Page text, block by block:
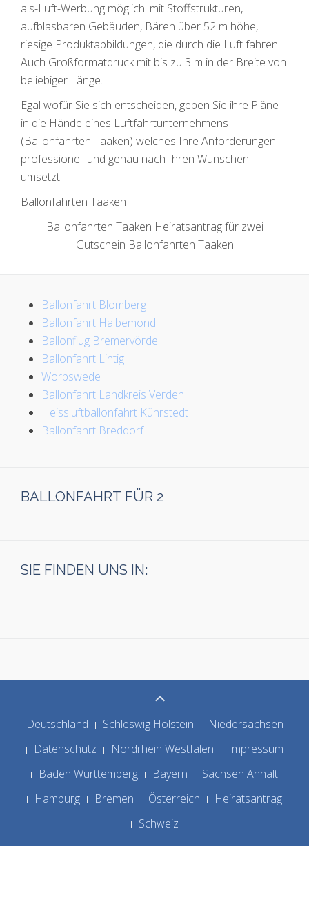
als-Luft-Werbung möglich: mit Stoffstrukturen,
aufblasbaren Gebäuden, Bären über 52 m höhe,
riesige Produktabbildungen, die durch die Luft fahren.
Auch Großformatdruck mit bis zu 3 m in der Breite von
beliebiger Länge.
Egal wofür Sie sich entscheiden, geben Sie ihre Pläne
in die Hände eines Luftfahrtunternehmens
(Ballonfahrten Taaken) welches Ihre Anforderungen
professionell und genau nach Ihren Wünschen
umsetzt.
Ballonfahrten Taaken
Ballonfahrten Taaken Heiratsantrag für zwei
Gutschein Ballonfahrten Taaken
Ballonfahrt Blomberg
Ballonfahrt Halbemond
Ballonflug Bremervörde
Ballonfahrt Lintig
Worpswede
Ballonfahrt Landkreis Verden
Heissluftballonfahrt Kührstedt
Ballonfahrt Breddorf
BALLONFAHRT FÜR 2
SIE FINDEN UNS IN:
Deutschland Schleswig Holstein
Niedersachsen
Datenschutz
Nordrhein Westfalen
Impressum
Baden Württemberg
Bayern
Sachsen Anhalt
Hamburg
Bremen Österreich
Heiratsantrag
Schweiz